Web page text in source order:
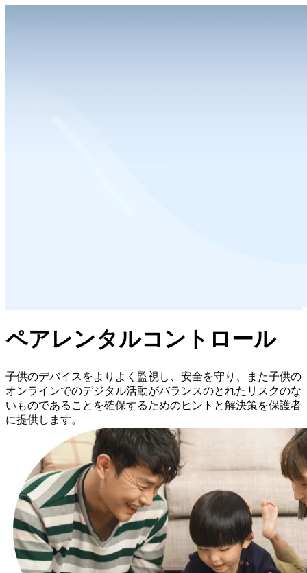
ペアレンタルコントロール
子供のデバイスをよりよく監視し、安全を守り、また子供の
オンラインでのデジタル活動がバランスのとれたリスクのな
いものであることを確保するためのヒントと解決策を保護者
に提供します。